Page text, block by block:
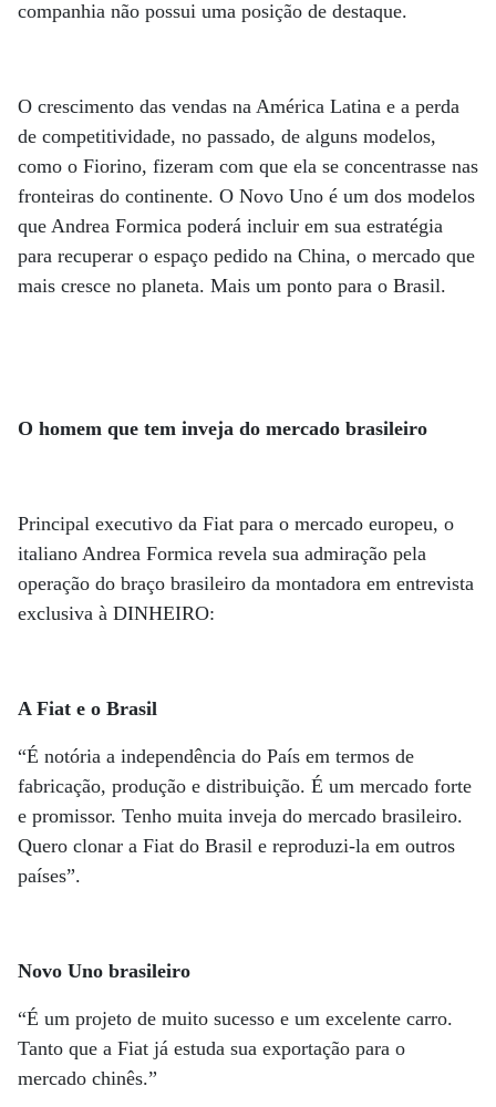
companhia não possui uma posição de destaque.
O crescimento das vendas na América Latina e a perda
de competitividade, no passado, de alguns modelos,
como o Fiorino, fizeram com que ela se concentrasse nas
fronteiras do continente. O Novo Uno é um dos modelos
que Andrea Formica poderá incluir em sua estratégia
para recuperar o espaço pedido na China, o mercado que
mais cresce no planeta. Mais um ponto para o Brasil.
O homem que tem inveja do mercado brasileiro
Principal executivo da Fiat para o mercado europeu, o
italiano Andrea Formica revela sua admiração pela
operação do braço brasileiro da montadora em entrevista
exclusiva à DINHEIRO:
A Fiat e o Brasil
“É notória a independência do País em termos de
fabricação, produção e distribuição. É um mercado forte
e promissor. Tenho muita inveja do mercado brasileiro.
Quero clonar a Fiat do Brasil e reproduzi-la em outros
países”.
Novo Uno brasileiro
“É um projeto de muito sucesso e um excelente carro.
Tanto que a Fiat já estuda sua exportação para o
mercado chinês.”